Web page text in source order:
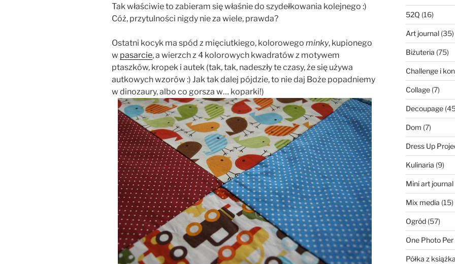
Tak właściwie to zabieram się właśnie do szydełkowania kolejnego :)
Cóż, przytulności nigdy nie za wiele, prawda?
Ostatni kocyk ma spód z mięciutkiego, kolorowego minky, kupionego
w pasarcie, a wierzch z 4 kolorowych kwadratów z motywem
ptaszków, kropek i autek (tak, tak, nadeszły te czasy, że się używa
autkowych wzorów :) Jak tak dalej pójdzie, to nie daj Boże popadniemy
w dinozaury, albo co gorsza w… koparki!)
52Q (16)
Art journal(35)
Biżuteria (75)
Challenge i
Collage(7)
Decoupage
Dom (7)
Dress Up
Kulinaria (9)
Mini art
Mix media (15)
Ogród(57)
One Photo Per
Półka z